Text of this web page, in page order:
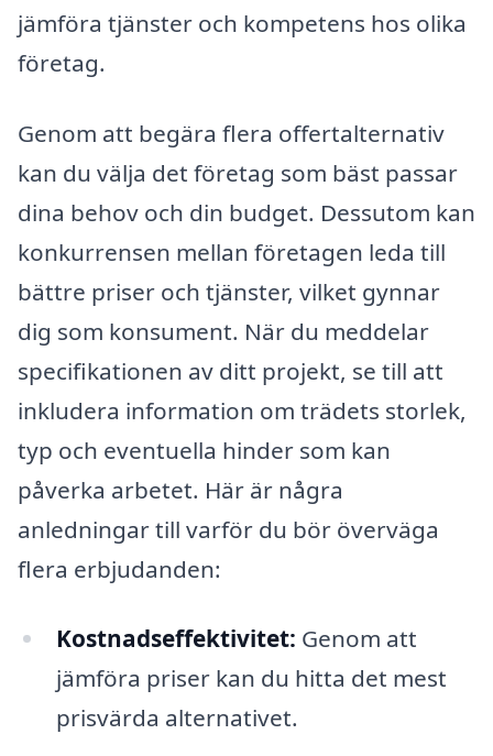
jämföra tjänster och kompetens hos olika
företag.
Genom att begära flera offertalternativ
kan du välja det företag som bäst passar
dina behov och din budget. Dessutom kan
konkurrensen mellan företagen leda till
bättre priser och tjänster, vilket gynnar
dig som konsument. När du meddelar
specifikationen av ditt projekt, se till att
inkludera information om trädets storlek,
typ och eventuella hinder som kan
påverka arbetet. Här är några
anledningar till varför du bör överväga
flera erbjudanden:
Kostnadseffektivitet: Genom att
jämföra priser kan du hitta det mest
prisvärda alternativet.